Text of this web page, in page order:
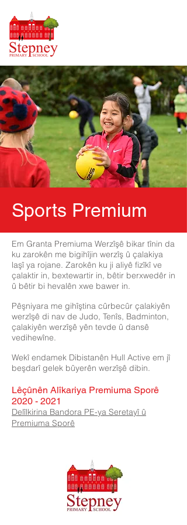
Sports Premium
Em Granta Premiuma Werzîşê bikar tînin da
ku zarokên me bigihîjin werzîş û çalakiya
laşî ya rojane. Zarokên ku ji aliyê fizîkî ve
çalaktir in, bextewartir in, bêtir berxwedêr in
û bêtir bi hevalên xwe bawer in.
Pêşniyara me gihîştina cûrbecûr çalakiyên
werzîşê di nav de Judo, Tenîs, Badminton,
çalakiyên werzîşê yên tevde û dansê
vedihewîne.
Wekî endamek Dibistanên Hull Active em jî
beşdarî gelek bûyerên werzîşê dibin.
Lêçûnên Alîkariya Premiuma Sporê
2020 - 2021
Delîlkirina Bandora PE-ya Seretayî û
Premiuma Sporê